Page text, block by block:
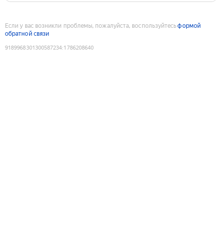
Если у вас возникли проблемы, пожалуйста, воспользуйтесьформой
обратной связи
9189968301300587234:1786208640